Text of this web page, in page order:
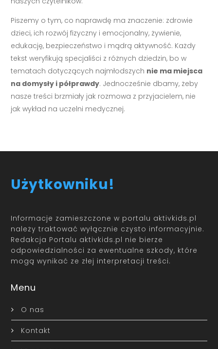
Piszemy o tym, co naprawdę ma znaczenie: zdrowie
dzieci, ich rozwój fizyczny i emocjonalny, żywienie,
edukację, bezpieczeństwo i mądrą aktywność. Każdy
tekst weryfikują specjaliści z różnych dziedzin, bo w
tematach dotyczących najmłodszych nie ma miejsca
na domysły i półprawdy. Jednocześnie dbamy, żeby
nasze treści brzmiały jak rozmowa z przyjacielem, nie
jak wykład na uczelni medycznej.
Użytkowniku!
Informacje zamieszczone w portalu aktivkids.pl
należy traktować wyłącznie czysto informacyjnie.
Redakcja Portalu aktivkids.pl nie bierze
odpowiedzialności za ewentualne szkody, które
mogą wynikać ze złej interpretacji treści.
Menu
O nas
Kontakt